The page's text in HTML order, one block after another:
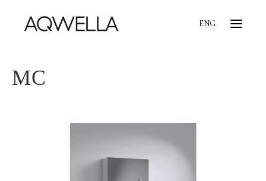
ENG
МС